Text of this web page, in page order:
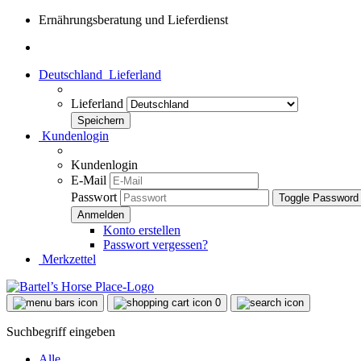
Ernährungsberatung und Lieferdienst
Deutschland Lieferland
Lieferland
Kundenlogin
Kundenlogin
E-Mail
Passwort
Toggle
Konto erstellen
Passwort vergessen?
Merkzettel
0
Suchbegriff eingeben